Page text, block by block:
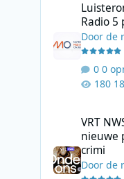
Radio 5
Door de
0
VRT
nieuwe
crimi
Door de